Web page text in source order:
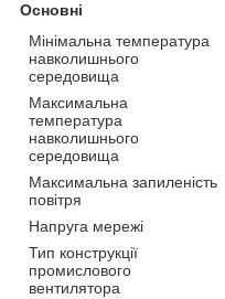
Основні
Мінімальна температура
навколишнього
середовища
Максимальна
температура
навколишнього
середовища
Максимальна запиленість
повітря
Напруга мережі
Тип конструкції
промислового
вентилятора